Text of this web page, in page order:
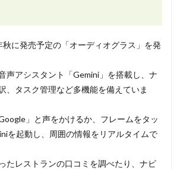
に発売予定の「オーディオグラス」を発
声アシスタント「Gemini」を搭載し、ナ
、タスク管理など多機能を備えていま
」と声をかけるか、フレームをタッ
を起動し、周囲の情報をリアルタイムで
たレストランの口コミを調べたり、ナビ